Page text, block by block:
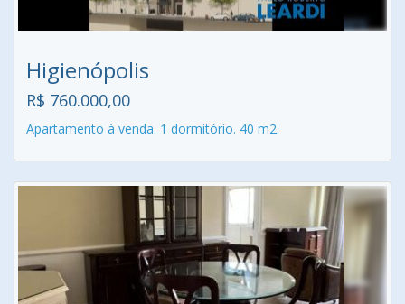
Higienópolis
R$ 760.000,00
Apartamento à venda. 1 dormitório. 40 m2.